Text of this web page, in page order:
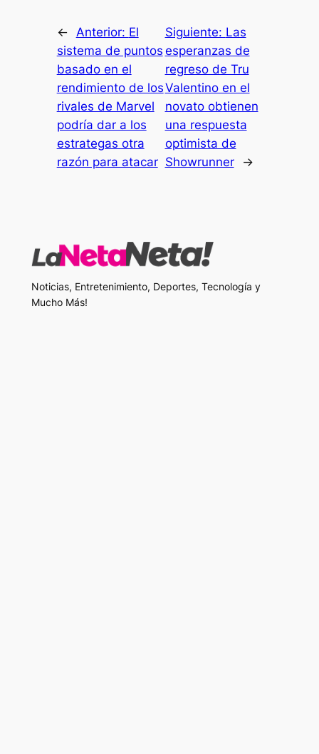
← Anterior: El
sistema de puntos
basado en el
rendimiento de los
rivales de Marvel
podría dar a los
estrategas otra
razón para atacar
Siguiente: Las
esperanzas de
regreso de Tru
Valentino en el
novato obtienen
una respuesta
optimista de
Showrunner
→
Noticias, Entretenimiento, Deportes, Tecnología y
Mucho Más!